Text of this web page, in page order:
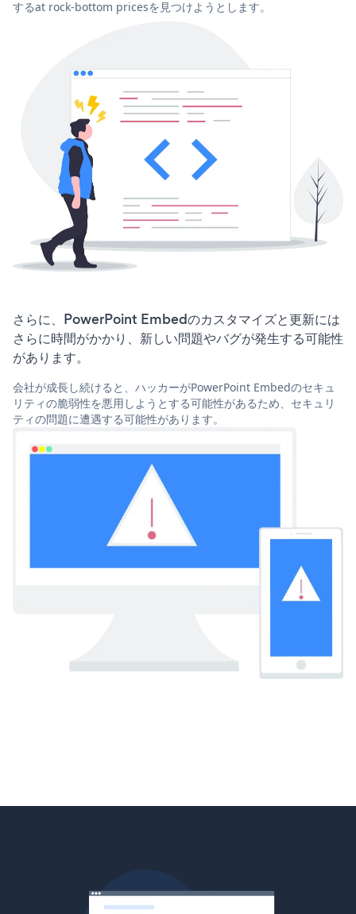
するat rock-bottom pricesを見つけようとします。
さらに、PowerPoint Embedのカスタマイズと更新には
さらに時間がかかり、新しい問題やバグが発生する可能性
があります。
会社が成長し続けると、ハッカーがPowerPoint Embedのセキュ
リティの脆弱性を悪用しようとする可能性があるため、セキュリ
ティの問題に遭遇する可能性があります。